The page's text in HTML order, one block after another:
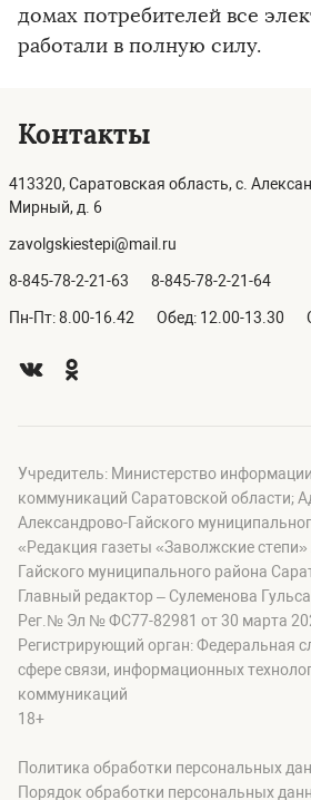
домах потребителей все
работали в полную силу.
Контакты
413320, Саратовская область, с.
Мирный, д. 6
zavolgskiestepi@mail.ru
8-845-78-2-21-63 8-845-78-2-21-64
Пн-Пт: 8.00-16.42 Обед: 12.00-13.30
Учредитель: Министерство
коммуникаций Саратовской области;
Александрово-Гайского
«Редакция газеты «Заволжские
Гайского муниципального района
Главный редактор – Сулеменова
Рег.№ Эл № ФС77-82981 от 30 марта
Регистрирующий орган: Федеральная
сфере связи, информационных
коммуникаций
18+
Политика обработки персональных
Порядок обработки персональных